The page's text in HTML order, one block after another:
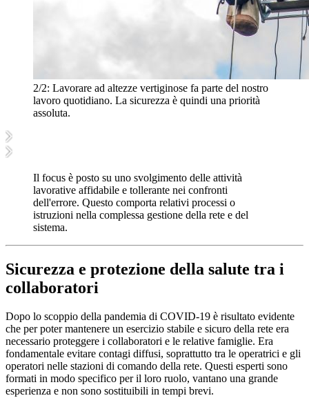
2/2: Lavorare ad altezze vertiginose fa parte del nostro
lavoro quotidiano. La sicurezza è quindi una priorità
assoluta.
Il focus è posto su uno svolgimento delle attività
lavorative affidabile e tollerante nei confronti
dell'errore. Questo comporta relativi processi o
istruzioni nella complessa gestione della rete e del
sistema.
Sicurezza e protezione della salute tra i
collaboratori
Dopo lo scoppio della pandemia di COVID-19 è risultato evidente
che per poter mantenere un esercizio stabile e sicuro della rete era
necessario proteggere i collaboratori e le relative famiglie. Era
fondamentale evitare contagi diffusi, soprattutto tra le operatrici e gli
operatori nelle stazioni di comando della rete. Questi esperti sono
formati in modo specifico per il loro ruolo, vantano una grande
esperienza e non sono sostituibili in tempi brevi.